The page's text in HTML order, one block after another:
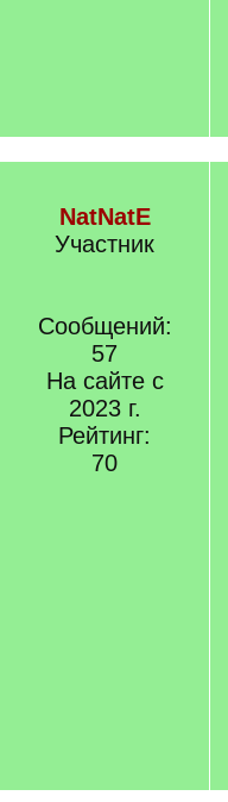
NatNatE
Участник
Сообщений:
57
На сайте с
2023 г.
Рейтинг:
70